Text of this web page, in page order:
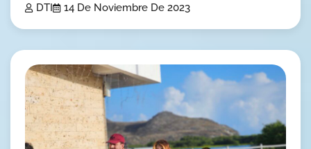
DTI 14 De Noviembre De 2023